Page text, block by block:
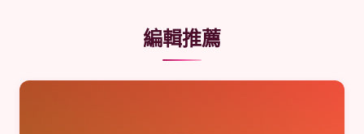
編輯推薦